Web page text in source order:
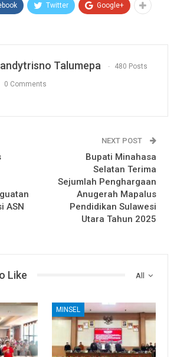
Twitter Google+
Talumepa 480 Posts
0 Comments
ASN
NEXT POST
Bupati Minahasa
Selatan Terima
Sejumlah Penghargaan
Anugerah Mapalus
Pendidikan Sulawesi
Utara Tahun 2025
All
Like
MINSEL